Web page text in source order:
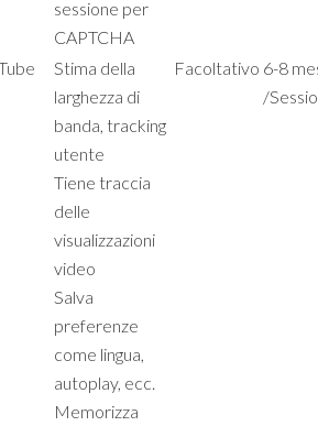
sessione per
CAPTCHA
Stima della
larghezza di
banda, tracking
utente
Tiene traccia
delle
visualizzazioni
video
Salva
preferenze
come lingua,
autoplay, ecc.
Memorizza
Facoltativo 6-8
/